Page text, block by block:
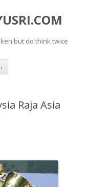
but do think twice
Skip
content
Raja Asia